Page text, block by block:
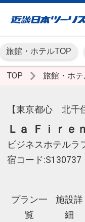
旅館・ホテルTOP
TOP 旅館・ホ
【東京都心 北千
Ｌａ Ｆｉｒｅ
ビジネスホテルラ
宿コード:S130737
プラン一
覧
施設詳
細